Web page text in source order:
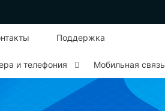
Поддержка
и телефония Мобильная связь